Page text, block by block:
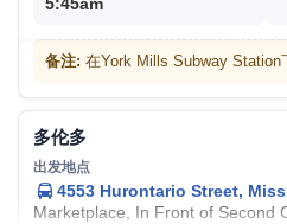
5:45am
备注: 在York Mills Subway Station
多伦多
4553 Hurontario Street,
Marketplace, In Front of Second